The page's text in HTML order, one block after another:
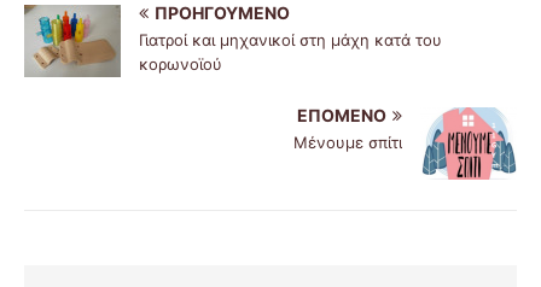
ΠΡΟΗΓΟΎΜΕΝΟ
Γιατροί και μηχανικοί στη μάχη κατά του
κορωνοϊού
ΕΠΌΜΕΝΟ
Μένουμε σπίτι